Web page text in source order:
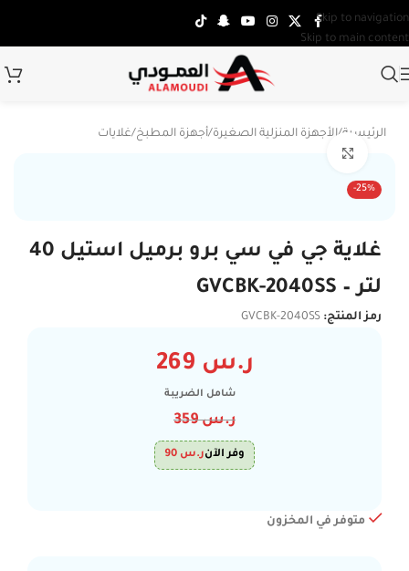
Skip to navigation
Skip to main content
الرئيسية/الأجهزة المنزلية الصغيرة/أجهزة المطبخ/غلايات
-25%
غلاية جي في سي برو برميل استيل 40
لتر – GVCBK-2040SS
رمز المنتج: GVCBK-2040SS
ر.س
شامل الضريبة
ر.س359
وفر الآنر.س
متوفر في المخزون